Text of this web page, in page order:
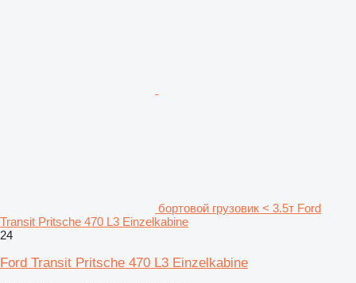
бортовой грузовик < 3.5т Ford
Transit Pritsche 470 L3 Einzelkabine
24
Ford Transit Pritsche 470 L3 Einzelkabine